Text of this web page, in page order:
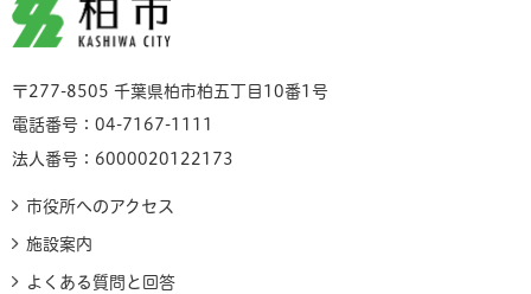
柏市
〒277-8505 千葉県柏市柏五丁目10番1号
電話番号：04-7167-1111
法人番号：6000020122173
市役所へのアクセス
施設案内
よくある質問と回答